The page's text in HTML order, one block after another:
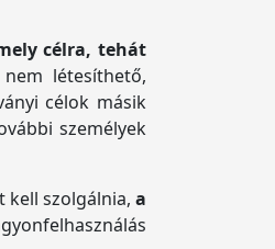
célra, tehát
létesíthető,
célok másik
személyek
kell szolgálnia, a